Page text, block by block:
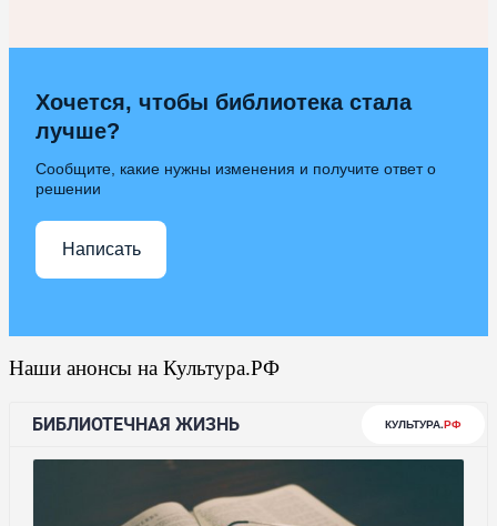
Хочется, чтобы библиотека стала
лучше?
Сообщите, какие нужны изменения и получите ответ о
решении
Написать
Наши анонсы на Культура.РФ